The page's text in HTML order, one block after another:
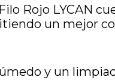
Rojo LYCAN
un mejor
y un